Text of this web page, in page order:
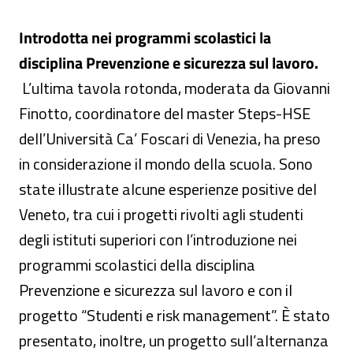
Introdotta nei programmi scolastici la
disciplina Prevenzione e sicurezza sul lavoro.
L’ultima tavola rotonda, moderata da Giovanni
Finotto, coordinatore del master Steps-HSE
dell’Università Ca’ Foscari di Venezia, ha preso
in considerazione il mondo della scuola. Sono
state illustrate alcune esperienze positive del
Veneto, tra cui i progetti rivolti agli studenti
degli istituti superiori con l’introduzione nei
programmi scolastici della disciplina
Prevenzione e sicurezza sul lavoro e con il
progetto “Studenti e risk management”. È stato
presentato, inoltre, un progetto sull’alternanza